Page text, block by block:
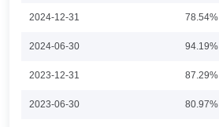
何盼盼
式证券投资基金基金经理。
2024-12-31 78.54%
2024-06-30 94.19%
2023-12-31 87.29%
2023-06-30 80.97%